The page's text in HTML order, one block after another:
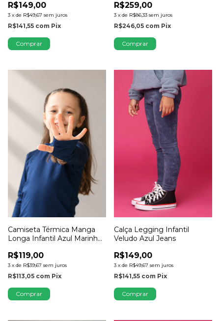
R$149,00
3 x de R$49,67 sem juros
R$141,55 com Pix
Comprar
R$259,00
3 x de R$86,33 sem juros
R$246,05 com Pix
Comprar
Camiseta Térmica Manga
Longa Infantil Azul Marinho
R$119,00
3 x de R$39,67 sem juros
R$113,05 com Pix
Comprar
Calça Legging Infantil
Veludo Azul Jeans
R$149,00
3 x de R$49,67 sem juros
R$141,55 com Pix
Comprar